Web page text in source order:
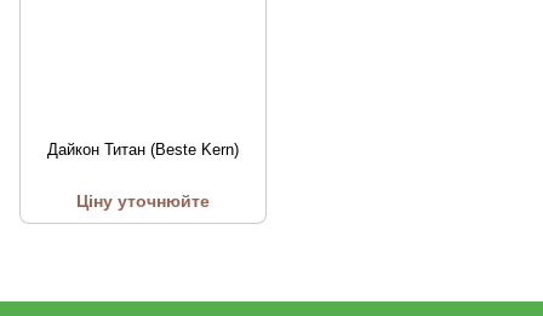
Дайкон Титан (Bestе Kern)
Ціну уточнюйте